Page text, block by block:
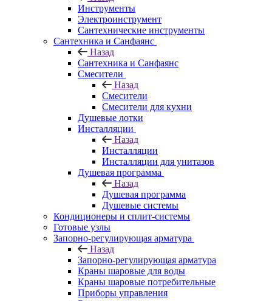
Инструменты
Электроинструмент
Сантехнические инструменты
Сантехника и Санфаянс
Назад
Сантехника и Санфаянс
Смесители
Назад
Смесители
Смесители для кухни
Душевые лотки
Инсталляции
Назад
Инсталляции
Инсталляции для унитазов
Душевая программа
Назад
Душевая программа
Душевые системы
Кондиционеры и сплит-системы
Готовые узлы
Запорно-регулирующая арматура
Назад
Запорно-регулирующая арматура
Краны шаровые для воды
Краны шаровые потребительные
Приборы управления